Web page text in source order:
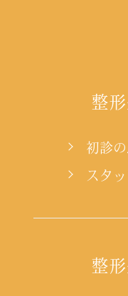
整
初診
スタ
整